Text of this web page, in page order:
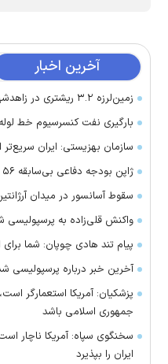
آخرین اخبار
زمین‌لرزه ۳.۲ ریشتری در زاهدشهر فارس
بارگیری نفت کنسرسیوم خط
سازمان بهزیستی: ایران
ژاپن بودجه دفاعی بی‌سابقه ۵۶ میلیارد دلاری را در نظر دارد
سقوط آسانسور در میدان آرژانتین با ۹
واکنش قلی‌زاده به
پیام تند هادی چوپان: شما برای
آخرین خبر درباره پرسپولیسی
پزشکیان: آمریکا استعمارگر
جمهوری اسلامی باشد
سخنگوی سپاه: آمریکا ناچار
ایران را بپذیرد